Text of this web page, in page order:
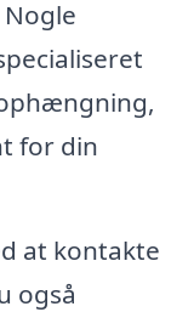
for din
at kontakte
også